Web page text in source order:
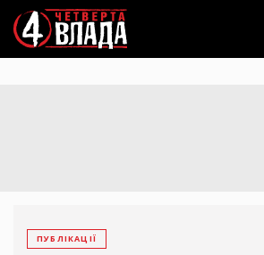
Перейти
до
основного
вмісту
ПУБЛІКАЦІЇ